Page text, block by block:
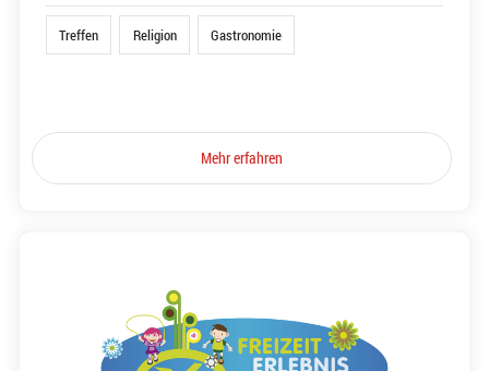
Treffen Religion Gastronomie
Mehr erfahren